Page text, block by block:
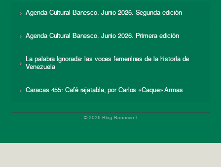
Agenda Cultural Banesco. Junio 2026. Segunda edición
Agenda Cultural Banesco. Junio 2026. Primera edición
La palabra ignorada: las voces femeninas de la historia de
Venezuela
Caracas 455: Café rajatabla, por Carlos «Caque» Armas
© 2026 Blog Banesco |